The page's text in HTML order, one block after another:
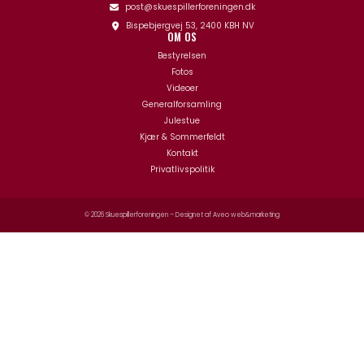
post@skuespillerforeningen.dk
Bispebjergvej 53, 2400 KBH NV
OM OS
Bestyrelsen
Fotos
Videoer
Generalforsamling
Julestue
Kjær & Sommerfeldt
Kontakt
Privatlivspolitik
© 2026 Skuespillerforeningen – Designet afAveo web&marketing